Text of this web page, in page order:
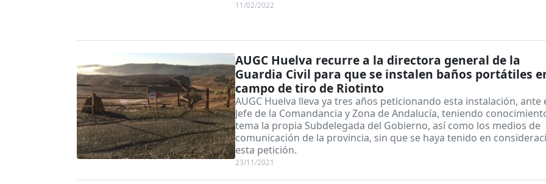
11/02/2022
AUGC Huelva recurre a la directora general de la
Guardia Civil para que se instalen baños portátiles
campo de tiro de Riotinto
AUGC Huelva lleva ya tres años peticionando esta instalación, ante
Jefe de la Comandancia y Zona de Andalucía, teniendo
tema la propia Subdelegada del Gobierno, así como los medios de
comunicación de la provincia, sin que se haya tenido en
esta petición.
23/11/2021